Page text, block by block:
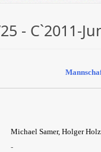
- C`2011-
Michael Samer, Holger
-